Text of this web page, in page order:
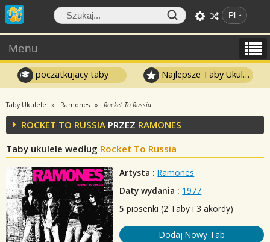
Pl
Menu
poczatkujacy taby Najlepsze Taby Ukulele
Taby Ukulele Ramones Rocket To Russia
ROCKET TO RUSSIA PRZEZ RAMONES
Taby ukulele według Rocket To Russia
Artysta : Ramones
Daty wydania : 1977
5 piosenki (2 Taby i 3 akordy)
Dodaj Nowy Tab